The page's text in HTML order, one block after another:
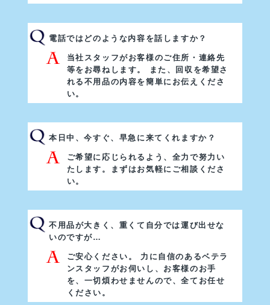
電話ではどのような内容を話しますか？
当社スタッフがお客様のご住所・連絡先
等をお尋ねします。 また、回収を希望さ
れる不用品の内容を簡単にお伝えくださ
い。
本日中、今すぐ、早急に来てくれますか？
ご希望に応じられるよう、全力で努力い
たします。まずはお気軽にご相談くださ
い。
不用品が大きく、重くて自分では運び出せな
いのですが…
ご安心ください。 力に自信のあるベテラ
ンスタッフがお伺いし、お客様のお手
を、一切煩わせませんので、全てお任せ
ください。